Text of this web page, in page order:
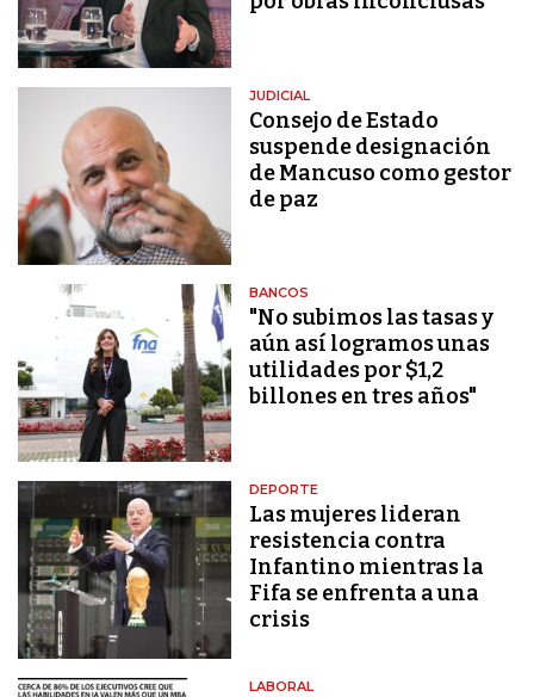
JUDICIAL
Consejo de Estado
suspende designación
de Mancuso como gestor
de paz
BANCOS
"No subimos las tasas y
aún así logramos unas
utilidades por $1,2
billones en tres años"
DEPORTE
Las mujeres lideran
resistencia contra
Infantino mientras la
Fifa se enfrenta a una
crisis
LABORAL